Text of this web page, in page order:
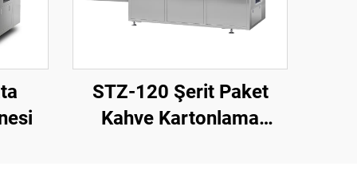
STZ-120 Şerit Paket
Kahve Kartonlama